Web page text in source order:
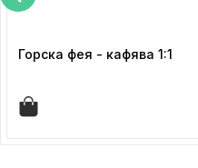
Горска фея - кафява 1:1